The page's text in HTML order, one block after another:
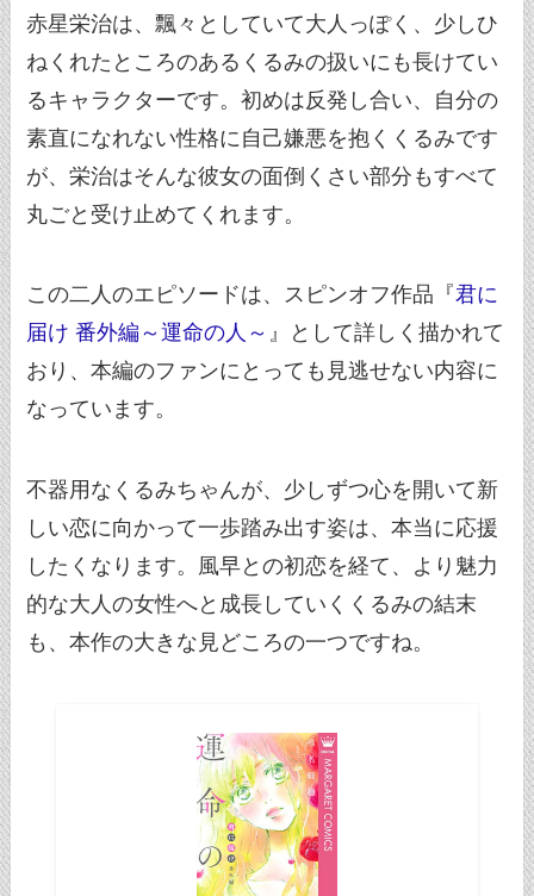
赤星栄治は、飄々としていて大人っぽく、少しひ
ねくれたところのあるくるみの扱いにも長けてい
るキャラクターです。初めは反発し合い、自分の
素直になれない性格に自己嫌悪を抱くくるみです
が、栄治はそんな彼女の面倒くさい部分もすべて
丸ごと受け止めてくれます。
この二人のエピソードは、スピンオフ作品『君に
届け 番外編～運命の人～ 』として詳しく描かれて
おり、本編のファンにとっても見逃せない内容に
なっています。
不器用なくるみちゃんが、少しずつ心を開いて新
しい恋に向かって一歩踏み出す姿は、本当に応援
したくなります。風早との初恋を経て、より魅力
的な大人の女性へと成長していくくるみの結末
も、本作の大きな見どころの一つですね。